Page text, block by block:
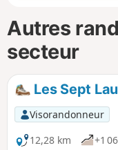
Autres
secteur
Les Sept
Visorandonneur
12,28 km
+1